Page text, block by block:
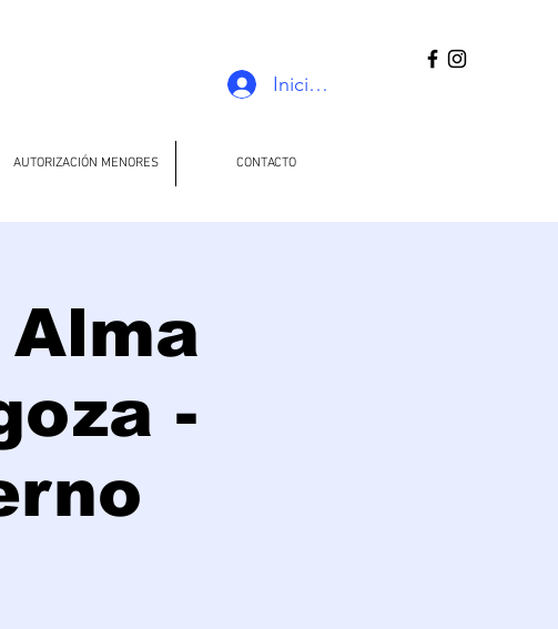
Iniciar sesión
AUTORIZACIÓN MENORES CONTACTO
-